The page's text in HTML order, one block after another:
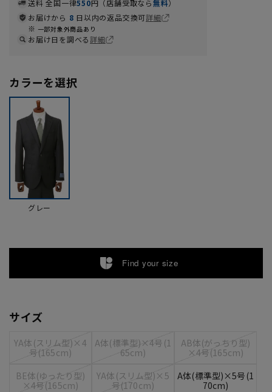
送料 全国一律550円（店舗受取なら無料）
お届けから 8 日以内の返品交換可詳細
一部対象外商品あり
お届け日を調べる詳細
カラーを選択
グレー
Find your size
サイズ
YA体(スリム型)×4
号(165cm)
A体(標準型)×4号(1
65cm)
AB体(がっちり型)
×4号(165cm)
BE体(ゆったり型)
×4号(165cm)
YA体(スリム型)×5
号(170cm)
A体(標準型)×5号(1
70cm)